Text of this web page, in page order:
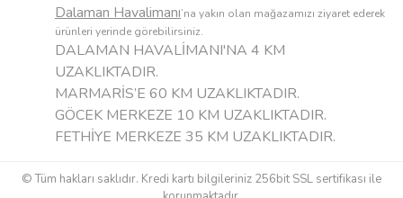
Dalaman Havalimanı’na yakın olan mağazamızı ziyaret ederek
ürünleri yerinde görebilirsiniz.
DALAMAN HAVALİMANI'NA 4 KM
UZAKLIKTADIR.
MARMARİS’E 60 KM UZAKLIKTADIR.
GÖCEK MERKEZE 10 KM UZAKLIKTADIR.
FETHİYE MERKEZE 35 KM UZAKLIKTADIR.
© Tüm hakları saklıdır. Kredi kartı bilgileriniz 256bit SSL sertifikası ile